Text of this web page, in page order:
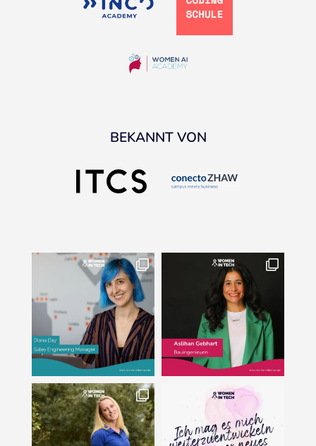
BEKANNT VON